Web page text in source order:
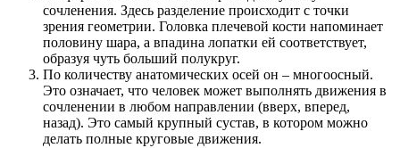
сочленения. Здесь разделение происходит с точки
зрения геометрии. Головка плечевой кости напоминает
половину шара, а впадина лопатки ей соответствует,
образуя чуть больший полукруг.
По количеству анатомических осей он – многоосный.
Это означает, что человек может выполнять движения в
сочленении в любом направлении (вверх, вперед,
назад). Это самый крупный сустав, в котором можно
делать полные круговые движения.